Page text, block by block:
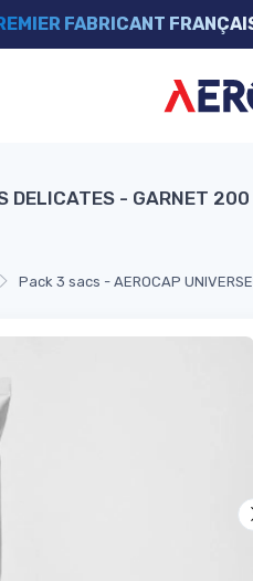
FABRICANT
Pack 3 sacs - AEROCAP
DELICATES - GARNET 200